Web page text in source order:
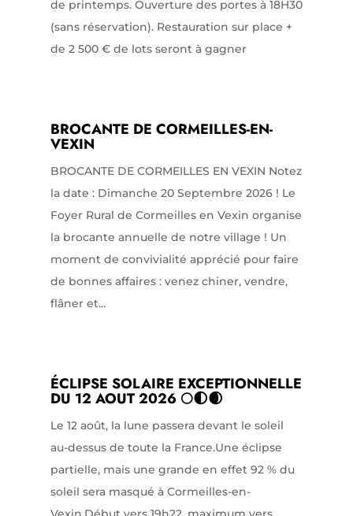
de printemps. Ouverture des portes à 18H30
(sans réservation). Restauration sur place +
de 2 500 € de lots seront à gagner
BROCANTE DE CORMEILLES-EN-
VEXIN
BROCANTE DE CORMEILLES EN VEXIN Notez
la date : Dimanche 20 Septembre 2026 ! Le
Foyer Rural de Cormeilles en Vexin organise
la brocante annuelle de notre village ! Un
moment de convivialité apprécié pour faire
de bonnes affaires : venez chiner, vendre,
flâner et...
ÉCLIPSE SOLAIRE EXCEPTIONNELLE
DU 12 AOUT 2026 🌕🌓🌒
Le 12 août, la lune passera devant le soleil
au-dessus de toute la France.Une éclipse
partielle, mais une grande en effet 92 % du
soleil sera masqué à Cormeilles-en-